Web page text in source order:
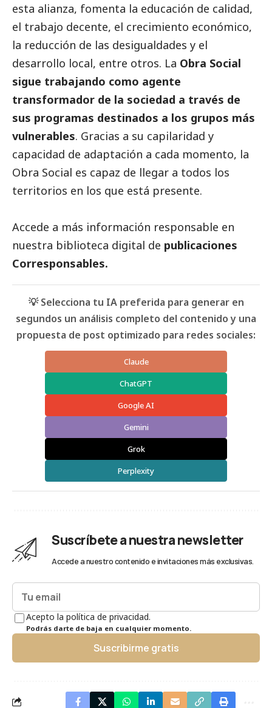
esta alianza, fomenta la educación de calidad,
el trabajo decente, el crecimiento económico,
la reducción de las desigualdades y el
desarrollo local, entre otros. La Obra Social
sigue trabajando como agente
transformador de la sociedad a través de
sus programas destinados a los grupos más
vulnerables. Gracias a su capilaridad y
capacidad de adaptación a cada momento, la
Obra Social es capaz de llegar a todos los
territorios en los que está presente.
Accede a más información responsable en
nuestra biblioteca digital de publicaciones
Corresponsables.
💡 Selecciona tu IA preferida para generar en
segundos un análisis completo del contenido y una
propuesta de post optimizado para redes sociales:
Claude
ChatGPT
Google AI
Gemini
Grok
Perplexity
Suscríbete a nuestra newsletter
Accede a nuestro contenido e invitaciones más exclusivas.
Acepto la política de privacidad.
Podrás darte de baja en cualquier momento.
Suscribirme gratis